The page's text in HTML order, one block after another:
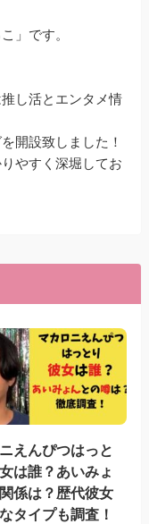
」です。
し活とエンタメ情
開設致しました！
やすく深堀してお
えんぴつはっと
は誰？あいみょ
係は？歴代彼女
タイプも調査！